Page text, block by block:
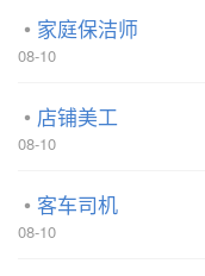
家庭保洁师
08-10
店铺美工
08-10
客车司机
08-10